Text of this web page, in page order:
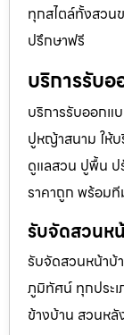
ทุกสไตล์ทั้งสวน
ปรึกษาฟรี
บริการรับ
บริการรับออกแ
ปูหญ้าสนาม ให้
ดูแลสวน ปูพื้น ป
ราคาถูก พร้อม
รับจัดสวนห
รับจัดสวนหน้าบ้
ภูมิทัศน์ ทุกประเ
ข้างบ้าน สวนห